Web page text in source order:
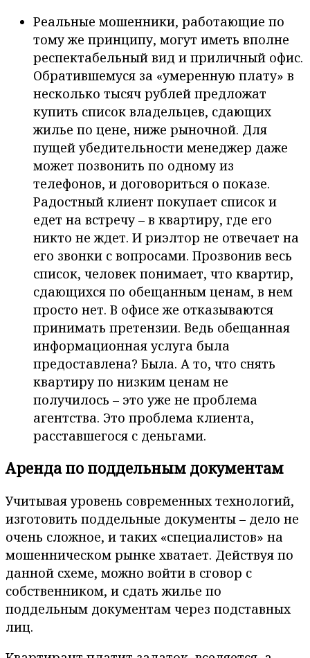
Реальные мошенники, работающие по
тому же принципу, могут иметь вполне
респектабельный вид и приличный офис.
Обратившемуся за «умеренную плату» в
несколько тысяч рублей предложат
купить список владельцев, сдающих
жилье по цене, ниже рыночной. Для
пущей убедительности менеджер даже
может позвонить по одному из
телефонов, и договориться о показе.
Радостный клиент покупает список и
едет на встречу – в квартиру, где его
никто не ждет. И риэлтор не отвечает на
его звонки с вопросами. Прозвонив весь
список, человек понимает, что квартир,
сдающихся по обещанным ценам, в нем
просто нет. В офисе же отказываются
принимать претензии. Ведь обещанная
информационная услуга была
предоставлена? Была. А то, что снять
квартиру по низким ценам не
получилось – это уже не проблема
агентства. Это проблема клиента,
расставшегося с деньгами.
Аренда по поддельным документам
Учитывая уровень современных технологий,
изготовить поддельные документы – дело не
очень сложное, и таких «специалистов» на
мошенническом рынке хватает. Действуя по
данной схеме, можно войти в сговор с
собственником, и сдать жилье по
поддельным документам через подставных
лиц.